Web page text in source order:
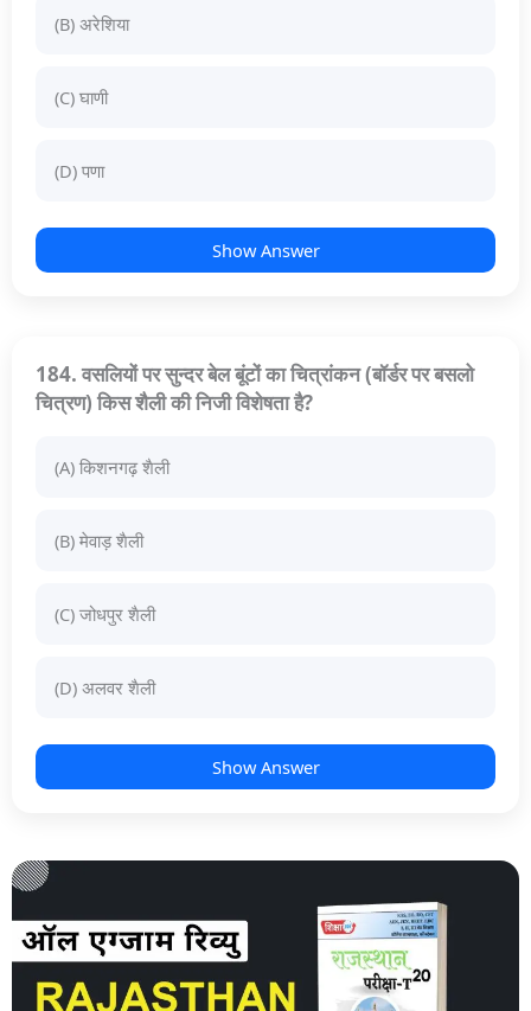
(B) अरेशिया
(C) घाणी
(D) पणा
Show Answer
184. वसलियों पर सुन्दर बेल बूंटों का चित्रांकन (बॉर्डर पर बसलो
चित्रण) किस शैली की निजी विशेषता है?
(A) किशनगढ़ शैली
(B) मेवाड़ शैली
(C) जोधपुर शैली
(D) अलवर शैली
Show Answer